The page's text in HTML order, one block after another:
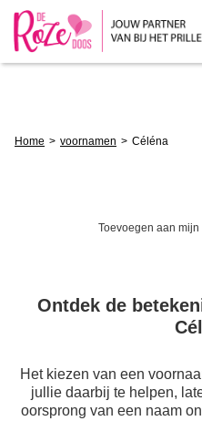
Home voornamen Céléna
Toevoegen aan mijn
Ontdek de
Het kiezen van een
jullie daarbij te helpen,
oorsprong van een naam